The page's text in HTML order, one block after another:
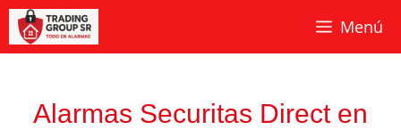
Saltar
contenido
Menú
Alarmas Securitas Direct en